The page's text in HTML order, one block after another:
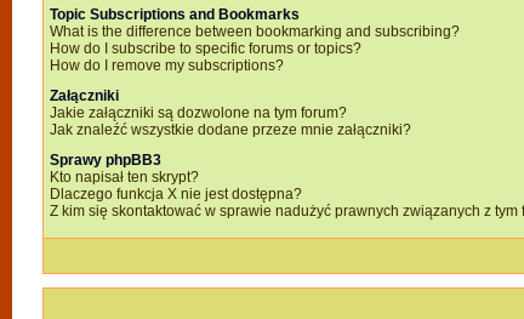
Topic Subscriptions and Bookmarks
What is the difference between bookmarking and subscribing?
How do I subscribe to specific forums or topics?
How do I remove my subscriptions?
Załączniki
Jakie załączniki są dozwolone na tym forum?
Jak znaleźć wszystkie dodane przeze mnie załączniki?
Sprawy phpBB3
Kto napisał ten skrypt?
Dlaczego funkcja X nie jest dostępna?
Z kim się skontaktować w sprawie nadużyć prawnych związanych z tym